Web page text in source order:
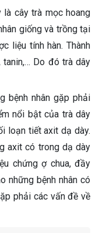
cây trà mọc hoang
giống và trồng tại
liệu tính hàn. Thành
tanin,… Do đó trà dây
bệnh nhân gặp phải
nổi bật của trà dây
loạn tiết axit dạ dày.
axit có trong dạ dày
chứng ợ chua, đầy
những bệnh nhân có
phải các vấn đề về